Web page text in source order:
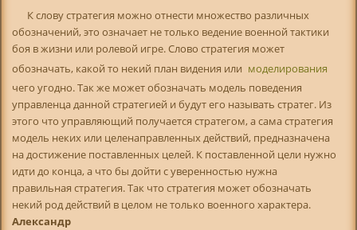
К слову стратегия можно отнести множество различных
обозначений, это означает не только ведение военной тактики
боя в жизни или ролевой игре. Слово стратегия может
обозначать, какой то некий план видения или моделирования
чего угодно. Так же может обозначать модель поведения
управленца данной стратегией и будут его называть стратег. Из
этого что управляющий получается стратегом, а сама стратегия
модель неких или целенаправленных действий, предназначена
на достижение поставленных целей. К поставленной цели нужно
идти до конца, а что бы дойти с уверенностью нужна
правильная стратегия. Так что стратегия может обозначать
некий род действий в целом не только военного характера.
Александр